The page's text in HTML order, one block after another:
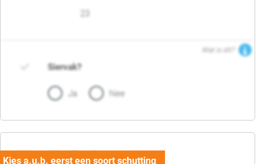
Wat is dit?
Siervak?
Ja Nee
04. Afmetingen